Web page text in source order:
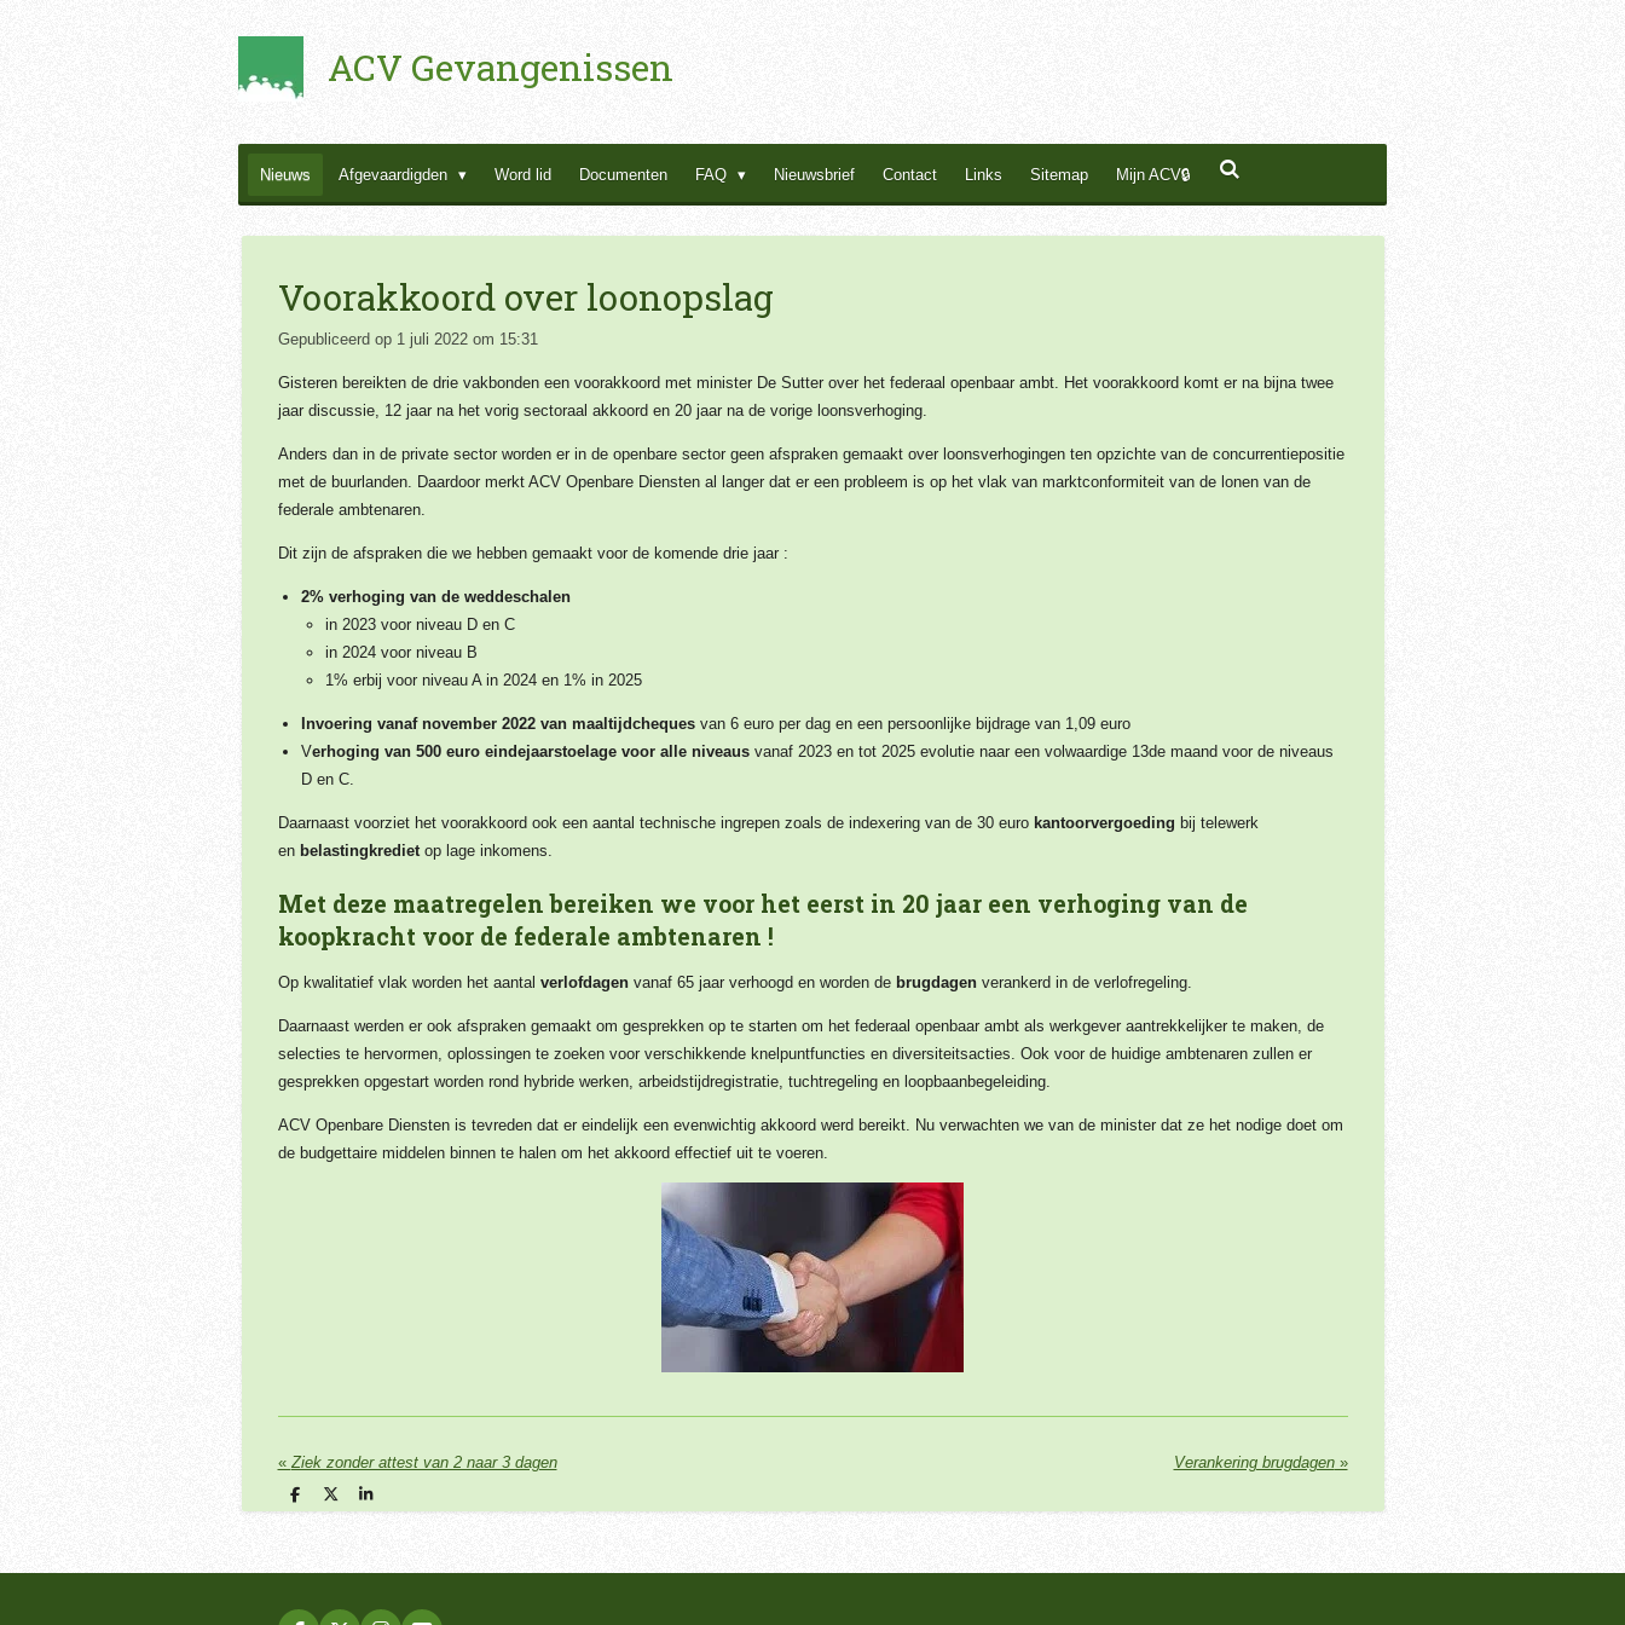
ACV Gevangenissen
Nieuws Afgevaardigden Word lid Documenten FAQ Nieuwsbrief Contact Links Sitemap Mijn ACV🔒
Voorakkoord over loonopslag
Gepubliceerd op 1 juli 2022 om 15:31
Gisteren bereikten de drie vakbonden een voorakkoord met minister De Sutter over het federaal openbaar ambt. Het voorakkoord komt er na bijna twee
jaar discussie, 12 jaar na het vorig sectoraal akkoord en 20 jaar na de vorige loonsverhoging.
Anders dan in de private sector worden er in de openbare sector geen afspraken gemaakt over loonsverhogingen ten opzichte van de concurrentiepositie
met de buurlanden. Daardoor merkt ACV Openbare Diensten al langer dat er een probleem is op het vlak van marktconformiteit van de lonen van de
federale ambtenaren.
Dit zijn de afspraken die we hebben gemaakt voor de komende drie jaar :
2% verhoging van de weddeschalen
in 2023 voor niveau D en C
in 2024 voor niveau B
1% erbij voor niveau A in 2024 en 1% in 2025
Invoering vanaf november 2022 van maaltijdcheques van 6 euro per dag en een persoonlijke bijdrage van 1,09 euro
Verhoging van 500 euro eindejaarstoelage voor alle niveaus vanaf 2023 en tot 2025 evolutie naar een volwaardige 13de maand voor de niveaus
D en C.
Daarnaast voorziet het voorakkoord ook een aantal technische ingrepen zoals de indexering van de 30 euro kantoorvergoeding bij telewerk
en belastingkrediet op lage inkomens.
Met deze maatregelen bereiken we voor het eerst in 20 jaar een verhoging van de
koopkracht voor de federale ambtenaren !
Op kwalitatief vlak worden het aantal verlofdagenvanaf 65 jaar verhoogd en worden de brugdagenverankerd in de verlofregeling.
Daarnaast werden er ook afspraken gemaakt om gesprekken op te starten om het federaal openbaar ambt als werkgever aantrekkelijker te maken, de
selecties te hervormen, oplossingen te zoeken voor verschikkende knelpuntfuncties en diversiteitsacties. Ook voor de huidige ambtenaren zullen er
gesprekken opgestart worden rond hybride werken, arbeidstijdregistratie, tuchtregeling en loopbaanbegeleiding.
ACV Openbare Diensten is tevreden dat er eindelijk een evenwichtig akkoord werd bereikt. Nu verwachten we van de minister dat ze het nodige doet om
de budgettaire middelen binnen te halen om het akkoord effectief uit te voeren.
« Ziek zonder attest van 2 naar 3 dagen Verankering brugdagen»
D
e
D
e
S
h